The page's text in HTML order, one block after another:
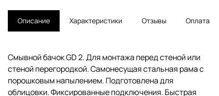
Описание Характеристики Отзывы Оплата
Смывной бачок GD 2. Для монтажа перед стеной или
стеной перегородкой. Самонесущая стальная рама с
порошковым напылением. Подготовлена для
облицовки. Фиксированные подключения. Быстрая